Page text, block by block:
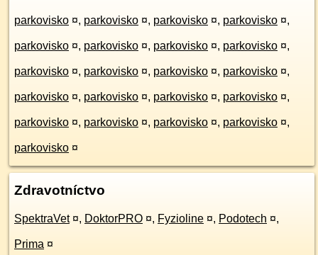
parkovisko ¤, parkovisko ¤, parkovisko ¤, parkovisko ¤,
parkovisko ¤, parkovisko ¤, parkovisko ¤, parkovisko ¤,
parkovisko ¤, parkovisko ¤, parkovisko ¤, parkovisko ¤,
parkovisko ¤, parkovisko ¤, parkovisko ¤, parkovisko ¤,
parkovisko ¤, parkovisko ¤, parkovisko ¤, parkovisko ¤,
parkovisko ¤
Zdravotníctvo
SpektraVet ¤, DoktorPRO ¤, Fyzioline ¤, Podotech ¤,
Prima ¤